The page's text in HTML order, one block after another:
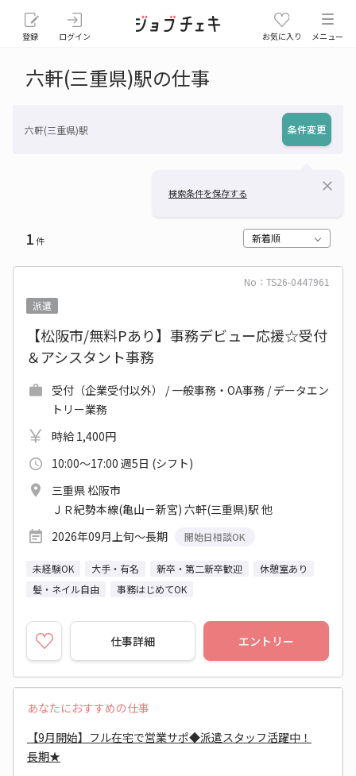
登録 ログイン お気に入り メニュー
六軒(三重県)駅の仕事
六軒(三重県)駅 条件変更
検索条件を保存する close
1件 新着順
No：TS26-0447961
派遣
【松阪市/無料Pあり】事務デビュー応援☆受付
＆アシスタント事務
受付（企業受付以外） / 一般事務・OA事務 / データエン
トリー業務
時給 1,400円
10:00～17:00 週5日 (シフト)
三重県 松阪市
ＪＲ紀勢本線(亀山－新宮) 六軒(三重県)駅 他
2026年09月上旬～長期
開始日相談OK
未経験OK 大手・有名 新卒・第二新卒歓迎
休憩室あり
髪・ネイル自由
事務はじめてOK
仕事詳細 エントリー
あなたにおすすめの仕事
【9月開始】フル在宅で営業サポ◆派遣スタッフ活躍中！
長期★